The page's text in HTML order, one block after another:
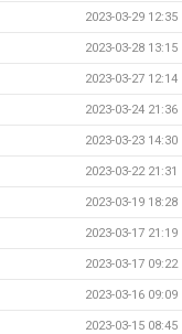
2023-03-29 12:35
2023-03-28 13:15
2023-03-27 12:14
2023-03-24 21:36
2023-03-23 14:30
2023-03-22 21:31
2023-03-19 18:28
2023-03-17 21:19
2023-03-17 09:22
2023-03-16 09:09
2023-03-15 08:45